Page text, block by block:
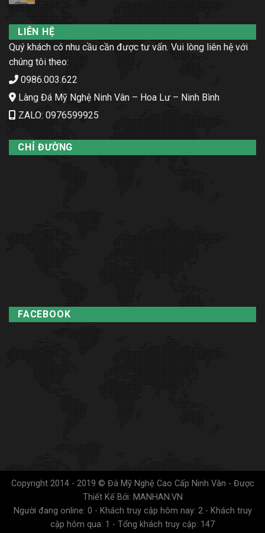
LIÊN HỆ
Quý khách có nhu cầu cần được tư vấn. Vui lòng liên hệ với
chúng tôi theo:
0986.003.622
Làng Đá Mỹ Nghệ Ninh Vân – Hoa Lư – Ninh Bình
ZALO: 0976599925
CHỈ ĐƯỜNG
FACEBOOK
Copyright 2014 - 2019 © Đá Mỹ Nghệ Cao Cấp Ninh Vân - Được
Thiết Kế Bởi: MANHAN.VN
Người đang online: 0 - Khách truy cập hôm nay: 2 - Khách truy
cập hôm qua: 1 - Tổng khách truy cập: 147